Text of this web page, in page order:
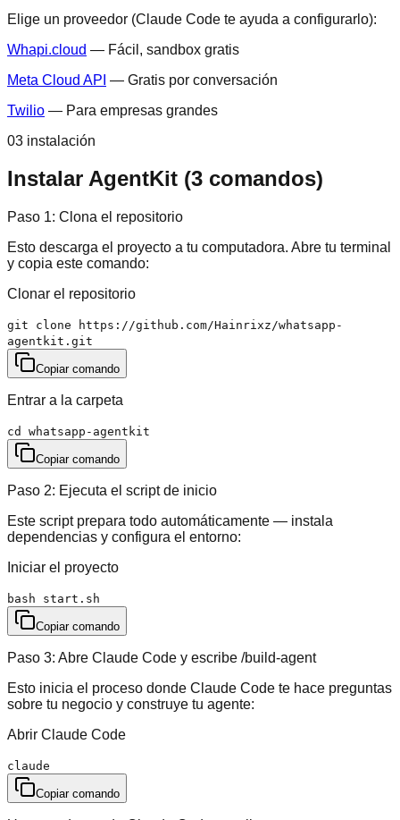
Elige un proveedor (Claude Code te ayuda a configurarlo):
Whapi.cloud — Fácil, sandbox gratis
Meta Cloud API — Gratis por conversación
Twilio — Para empresas grandes
03 instalación
Instalar AgentKit (3 comandos)
Paso 1: Clona el repositorio
Esto descarga el proyecto a tu computadora. Abre tu terminal
y copia este comando:
Clonar el repositorio
git clone https://github.com/Hainrixz/whatsapp-
agentkit.git
Copiar comando
Entrar a la carpeta
cd whatsapp-agentkit
Copiar comando
Paso 2: Ejecuta el script de inicio
Este script prepara todo automáticamente — instala
dependencias y configura el entorno:
Iniciar el proyecto
bash start.sh
Copiar comando
Paso 3: Abre Claude Code y escribe /build-agent
Esto inicia el proceso donde Claude Code te hace preguntas
sobre tu negocio y construye tu agente:
Abrir Claude Code
claude
Copiar comando